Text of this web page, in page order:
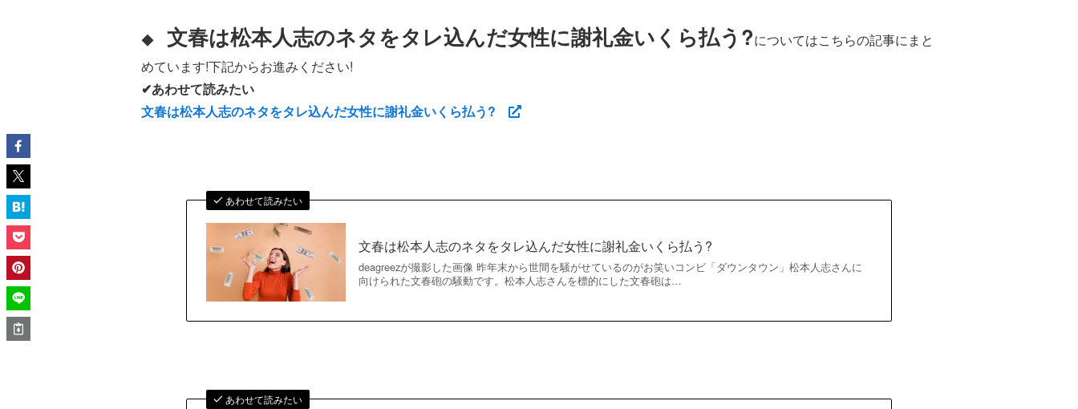
◆ 文春は松本人志のネタをタレ込んだ女性に謝礼金いくら払う?についてはこちらの記事にまと
めています!下記からお進みください!
✔あわせて読みたい
文春は松本人志のネタをタレ込んだ女性に謝礼金いくら払う?
あわせて読みたい
文春は松本人志のネタをタレ込んだ女性に謝礼金いくら払う?
deagreezが撮影した画像 昨年末から世間を騒がせているのがお笑いコンビ「ダウンタウン」松本人志さんに
向けられた文春砲の騒動です。松本人志さんを標的にした文春砲は…
あわせて読みたい